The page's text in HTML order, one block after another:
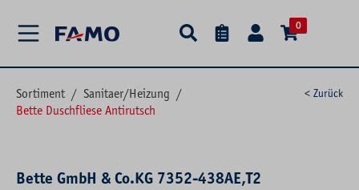
0
Sortiment / Sanitaer/Heizung /
Bette Duschfliese Antirutsch
< Zurück
Bette GmbH & Co.KG 7352-438AE,T2